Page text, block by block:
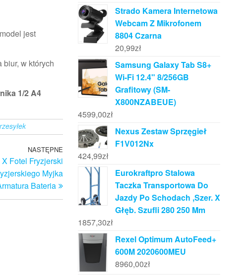
jest
w których
1/2 A4
Następny
wpis
NASTĘPNE
Fotel Fryzjerski
Myjka
Bateria
Strado Kamera Internetowa
Webcam Z Mikrofonem
8804 Czarna
20,99zł
Samsung Galaxy Tab S8+
Wi-Fi 12.4" 8/256GB
Grafitowy (SM-
X800NZABEUE)
4599,00zł
Nexus Zestaw Sprzęgieł
F1V012Nx
424,99zł
Eurokraftpro Stalowa
Taczka Transportowa Do
Jazdy Po Schodach ,Szer. X
Głęb. Szufli 280 250 Mm
1857,30zł
Rexel Optimum AutoFeed+
600M 2020600MEU
8960,00zł